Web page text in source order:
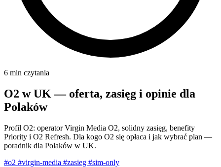
6 min czytania
O2 w UK — oferta, zasięg i opinie dla
Polaków
Profil O2: operator Virgin Media O2, solidny zasięg, benefity
Priority i O2 Refresh. Dla kogo O2 się opłaca i jak wybrać plan —
poradnik dla Polaków w UK.
#o2 #virgin-media #zasieg #sim-only